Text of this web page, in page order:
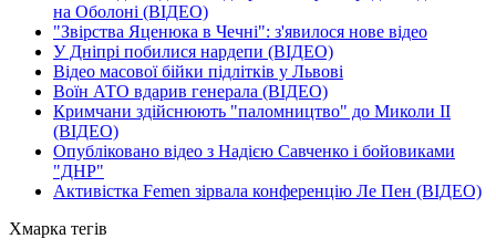
на Оболоні (ВІДЕО)
"Звірства Яценюка в Чечні": з'явилося нове відео
У Дніпрі побилися нардепи (ВІДЕО)
Відео масової бійки підлітків у Львові
Воїн АТО вдарив генерала (ВІДЕО)
Кримчани здійснюють "паломництво" до Миколи ІІ
(ВІДЕО)
Опубліковано відео з Надією Савченко і бойовиками
"ДНР"
Активістка Femen зірвала конференцію Ле Пен (ВІДЕО)
Хмарка тегів